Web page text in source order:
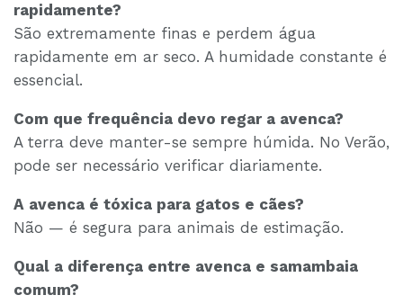
rapidamente?
São extremamente finas e perdem água
rapidamente em ar seco. A humidade constante é
essencial.
Com que frequência devo regar a avenca?
A terra deve manter-se sempre húmida. No Verão,
pode ser necessário verificar diariamente.
A avenca é tóxica para gatos e cães?
Não — é segura para animais de estimação.
Qual a diferença entre avenca e samambaia
comum?